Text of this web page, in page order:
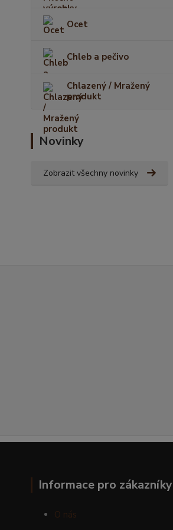
Ocet
Chleb a pečivo
Chlazený / Mražený
produkt
Novinky
Zobrazit všechny novinky
Informace pro zákazníky
O nás